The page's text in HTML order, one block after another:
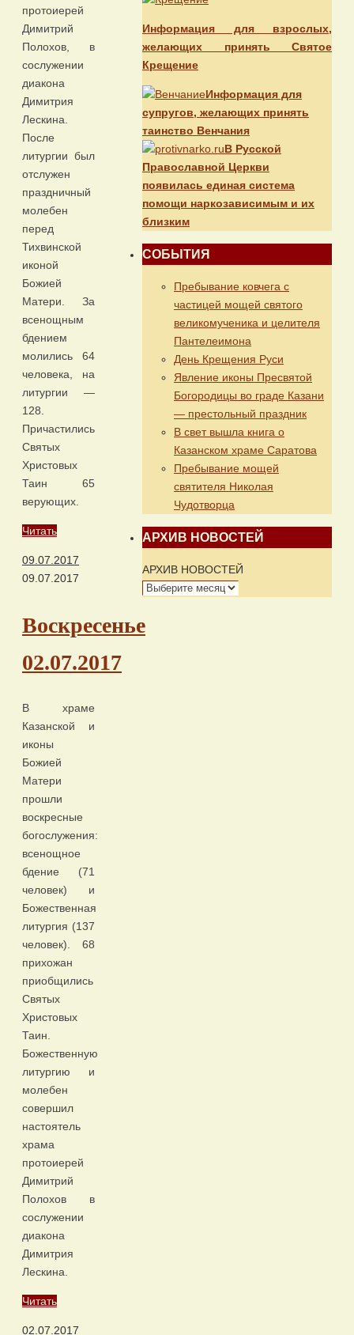
протоиерей
Димитрий
Полохов, в
сослужении
диакона
Димитрия
Лескина.
После
литургии был
отслужен
праздничный
молебен
перед
Тихвинской
иконой
Божией
Матери. За
всенощным
бдением
молились 64
человека, на
литургии —
128.
Причастились
Святых
Христовых
Таин 65
верующих.
Читать
09.07.2017
09.07.2017
Воскресенье
02.07.2017
В храме
Казанской и
иконы
Божией
Матери
прошли
воскресные
богослужения:
всенощное
бдение (71
человек) и
Божественная
литургия (137
человек). 68
прихожан
приобщились
Святых
Христовых
Таин.
Божественную
литургию и
молебен
совершил
настоятель
храма
протоиерей
Димитрий
Полохов в
сослужении
диакона
Димитрия
Лескина.
Читать
02.07.2017
Информация для взрослых,
желающих принять Святое
Крещение
Информация для
супругов, желающих принять
таинство Венчания
В Русской
Православной Церкви
появилась единая система
помощи наркозависимым и их
близким
СОБЫТИЯ
Пребывание ковчега с
частицей мощей святого
великомученика и целителя
Пантелеимона
День Крещения Руси
Явление иконы Пресвятой
Богородицы во граде Казани
— престольный праздник
В свет вышла книга о
Казанском храме Саратова
Пребывание мощей
святителя Николая
Чудотворца
АРХИВ НОВОСТЕЙ
АРХИВ НОВОСТЕЙ